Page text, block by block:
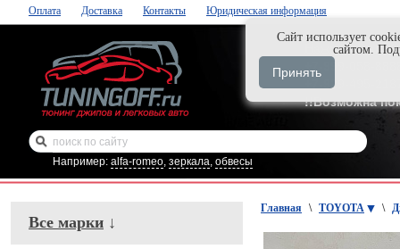
Оплата Доставка Контакты Юридическая информация
Нажми и
+7-929-495-
!!Возможна
Например: alfa-romeo, зеркала, обвесы
Все марки ↓
Главная \ TOYOTA \
Cайт использует
сайтом.
Принять